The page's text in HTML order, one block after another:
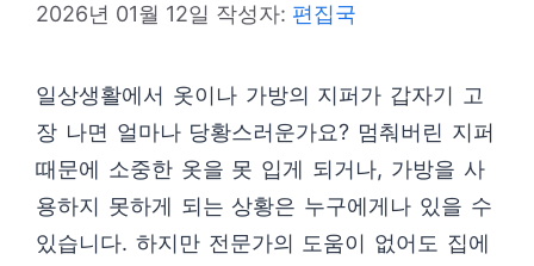
2026년 01월 12일 작성자: 편집국
일상생활에서 옷이나 가방의 지퍼가 갑자기 고
장 나면 얼마나 당황스러운가요? 멈춰버린 지퍼
때문에 소중한 옷을 못 입게 되거나, 가방을 사
용하지 못하게 되는 상황은 누구에게나 있을 수
있습니다. 하지만 전문가의 도움이 없어도 집에